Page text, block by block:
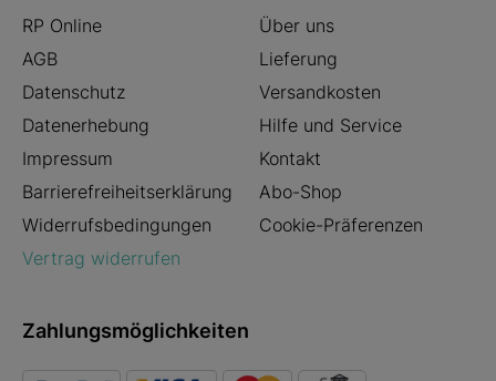
RP Online
Über uns
AGB
Lieferung
Datenschutz
Versandkosten
Datenerhebung
Hilfe und Service
Impressum
Kontakt
Barrierefreiheitserklärung
Abo-Shop
Widerrufsbedingungen
Cookie-Präferenzen
Vertrag widerrufen
Zahlungsmöglichkeiten